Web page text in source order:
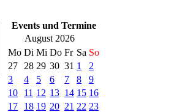
Events und Termine
August 2026
Mo Di Mi Do Fr Sa So
27
28 29 30 31 1
2
3
4 5 6 7 8
9
10
11 12 13 14 15 16
17
18 19 20 21 22 23